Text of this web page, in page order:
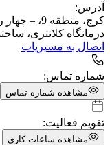
آدرس:
کرج،
درمانگاه کلانتری،
اتصال به مسیریاب
شماره تماس:
مشاهده شماره تماس
تقویم فعالیت:
مشاهده ساعات کاری